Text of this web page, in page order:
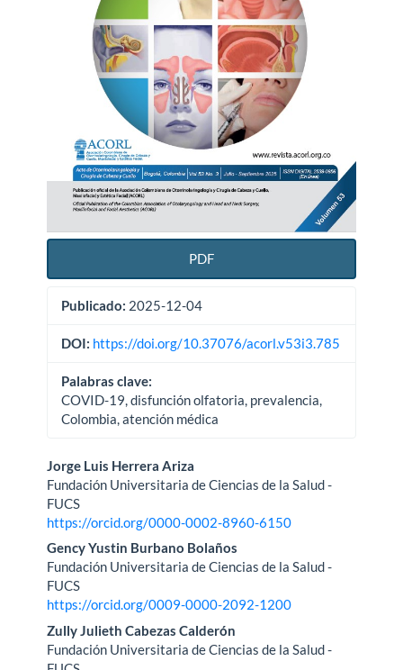
PDF
Publicado: 2025-12-04
DOI: https://doi.org/10.37076/acorl.v53i3.785
Palabras clave:
COVID-19, disfunción olfatoria, prevalencia,
Colombia, atención médica
Contenido
principal
del
artículo
Jorge Luis Herrera Ariza
Fundación Universitaria de Ciencias de la Salud -
FUCS
https://orcid.org/0000-0002-8960-6150
Gency Yustin Burbano Bolaños
Fundación Universitaria de Ciencias de la Salud -
FUCS
https://orcid.org/0009-0000-2092-1200
Zully Julieth Cabezas Calderón
Fundación Universitaria de Ciencias de la Salud -